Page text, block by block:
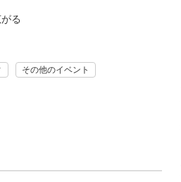
る
その他のイベント